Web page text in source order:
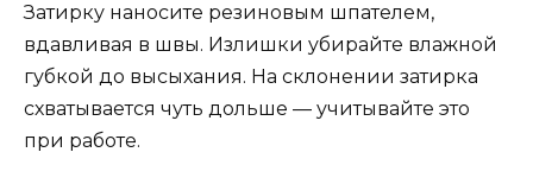
Затирку наносите резиновым шпателем,
вдавливая в швы. Излишки убирайте влажной
губкой до высыхания. На склонении затирка
схватывается чуть дольше — учитывайте это
при работе.